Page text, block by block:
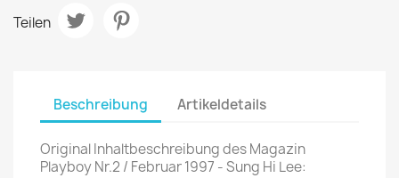
Teilen
Beschreibung Artikeldetails
Original Inhaltbeschreibung des Magazin
Playboy Nr.2 / Februar 1997 - Sung Hi Lee: